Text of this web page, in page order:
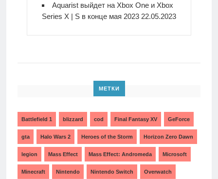
Aquarist выйдет на Xbox One и Xbox
Series X | S в конце мая 2023 22.05.2023
МЕТКИ
Battlefield 1 blizzard cod Final Fantasy XV GeForce
gta Halo Wars 2 Heroes of the Storm Horizon Zero Dawn
legion Mass Effect Mass Effect: Andromeda Microsoft
Minecraft Nintendo Nintendo Switch Overwatch